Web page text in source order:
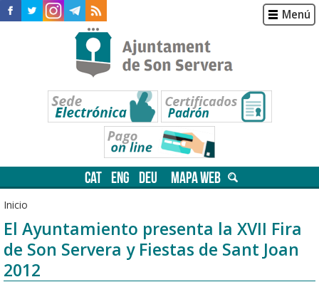
Menú
CAT ENG DEU MAPA WEB
Inicio
El Ayuntamiento presenta la XVII Fira
de Son Servera y Fiestas de Sant Joan
2012